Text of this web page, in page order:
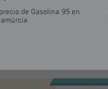
de Gasolina 95 en